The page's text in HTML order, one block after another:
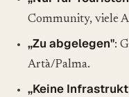
Community, viele
„Zu abgelegen":
Artà/Palma.
„Keine